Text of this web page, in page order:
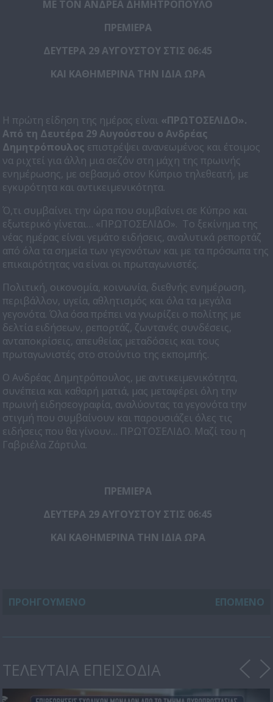
ΜΕ ΤΟΝ ΑΝΔΡΕΑ ΔΗΜΗΤΡΟΠΟΥΛΟ
ΠΡΕΜΙΕΡΑ
ΔΕΥΤΕΡΑ 29 ΑΥΓΟΥΣΤΟΥ ΣΤΙΣ 06:45
ΚΑΙ ΚΑΘΗΜΕΡΙΝΑ ΤΗΝ ΙΔΙΑ ΩΡΑ
Η πρώτη είδηση της ημέρας είναι «ΠΡΩΤΟΣΕΛΙΔΟ».
Από τη Δευτέρα 29 Αυγούστου ο Ανδρέας
Δημητρόπουλος επιστρέψει ανανεωμένος και έτοιμος
να ριχτεί για άλλη μια σεζόν στη μάχη της πρωινής
ενημέρωσης, με σεβασμό στον Κύπριο τηλεθεατή, με
εγκυρότητα και αντικειμενικότητα.
Ό,τι συμβαίνει την ώρα που συμβαίνει σε Κύπρο και
εξωτερικό γίνεται… «ΠΡΩΤΟΣΕΛΙΔΟ». Το ξεκίνημα της
νέας ημέρας είναι γεμάτο ειδήσεις, αναλυτικά ρεπορτάζ
από όλα τα σημεία των γεγονότων και με τα πρόσωπα της
επικαιρότητας να είναι οι πρωταγωνιστές.
Πολιτική, οικονομία, κοινωνία, διεθνής ενημέρωση,
περιβάλλον, υγεία, αθλητισμός και όλα τα μεγάλα
γεγονότα. Όλα όσα πρέπει να γνωρίζει ο πολίτης με
δελτία ειδήσεων, ρεπορτάζ, ζωντανές συνδέσεις,
ανταποκρίσεις, απευθείας μεταδόσεις και τους
πρωταγωνιστές στο στούντιο της εκπομπής.
Ο Ανδρέας Δημητρόπουλος, με αντικειμενικότητα,
συνέπεια και καθαρή ματιά, μας μεταφέρει όλη την
πρωινή ειδησεογραφία, αναλύοντας τα γεγονότα την
στιγμή που συμβαίνουν και παρουσιάζει όλες τις
ειδήσεις που θα γίνουν… ΠΡΩΤΟΣΕΛΙΔΟ. Μαζί του η
Γαβριέλα Ζάρτιλα.
ΠΡΕΜΙΕΡΑ
ΔΕΥΤΕΡΑ 29 ΑΥΓΟΥΣΤΟΥ ΣΤΙΣ 06:45
ΚΑΙ ΚΑΘΗΜΕΡΙΝΑ ΤΗΝ ΙΔΙΑ ΩΡΑ
ΠΡΟΗΓΟΥΜΕΝΟ ΕΠΟΜΕΝΟ
ΤΕΛΕΥΤΑΙΑ ΕΠΕΙΣΟΔΙΑ